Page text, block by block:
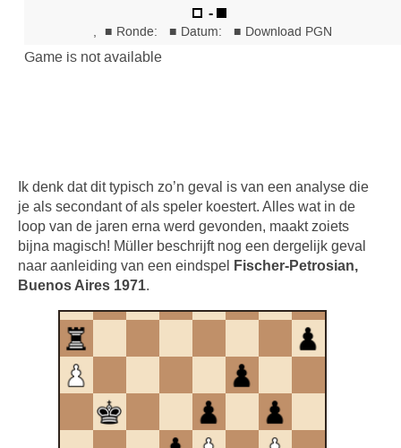
Ik denk dat dit typisch zo’n geval is van een analyse die
je als secondant of als speler koestert. Alles wat in de
loop van de jaren erna werd gevonden, maakt zoiets
bijna magisch! Müller beschrijft nog een dergelijk geval
naar aanleiding van een eindspel
Fischer-Petrosian,
Buenos Aires 1971.